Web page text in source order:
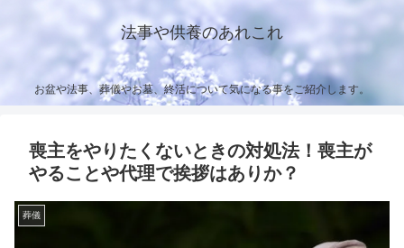
法事や供養のあれこれ
お盆や法事、葬儀やお墓、終活について気になる事をご紹介します。
喪主をやりたくないときの対処法！喪主が
やることや代理で挨拶はありか？
葬儀